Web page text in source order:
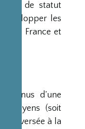
et de statut
développer les
la France et
d’une
de yens (soit
versée à la